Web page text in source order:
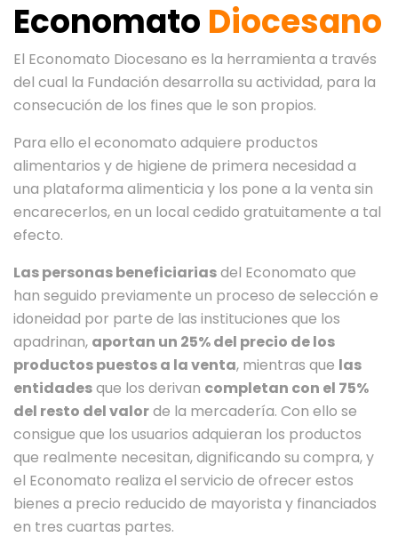
Economato Diocesano
El Economato Diocesano es la herramienta a través
del cual la Fundación desarrolla su actividad, para la
consecución de los fines que le son propios.
Para ello el economato adquiere productos
alimentarios y de higiene de primera necesidad a
una plataforma alimenticia y los pone a la venta sin
encarecerlos, en un local cedido gratuitamente a tal
efecto.
Las personas beneficiariasdel Economato que
han seguido previamente un proceso de selección e
idoneidad por parte de las instituciones que los
apadrinan, aportan un 25% del precio de los
productos puestos a la venta, mientras que las
entidadesque los derivan completan con el 75%
del resto del valorde la mercadería. Con ello se
consigue que los usuarios adquieran los productos
que realmente necesitan, dignificando su compra, y
el Economato realiza el servicio de ofrecer estos
bienes a precio reducido de mayorista y financiados
en tres cuartas partes.